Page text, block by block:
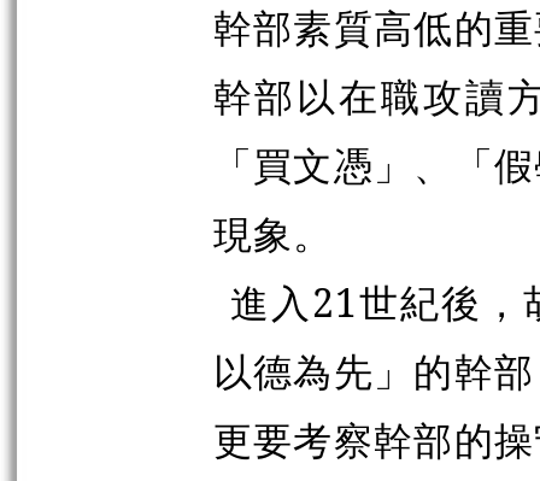
幹部素質高低的
幹部以在職攻讀
「買文憑」、「
現象。
進入21世紀後，
以德為先」的幹
更要考察幹部的